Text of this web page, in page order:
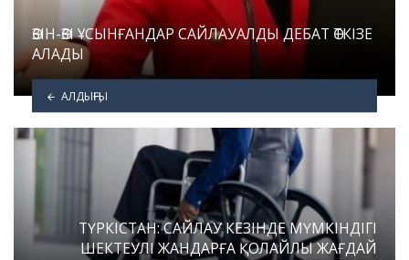
ӨЗІН-ӨЗІ ҰСЫНҒАНДАР САЙЛАУАЛДЫ ДЕБАТ ӨТКІЗЕ
АЛАДЫ
АЛДЫҢҒЫ
ТҮРКІСТАН: САЙЛАУ КЕЗІНДЕ МҮМКІНДІГІ
ШЕКТЕУЛІ ЖАНДАРҒА ҚОЛАЙЛЫ ЖАҒДАЙ